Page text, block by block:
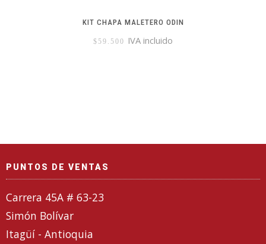
KIT CHAPA MALETERO ODIN
$ 59.500 IVA incluido
PUNTOS DE VENTAS
Carrera 45A # 63-23
Simón Bolívar
Itagüí - Antioquia